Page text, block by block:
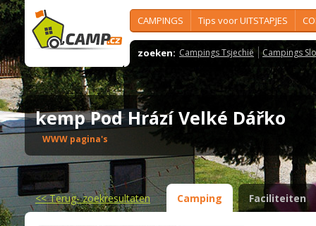
CAMPINGS Tips voor UITSTAPJES
zoeken: Campings Tsjechië Campings
kemp Pod Hrází Velké Dářko
WWW pagina's
<<Terug- zoekresultaten Camping Faciliteiten